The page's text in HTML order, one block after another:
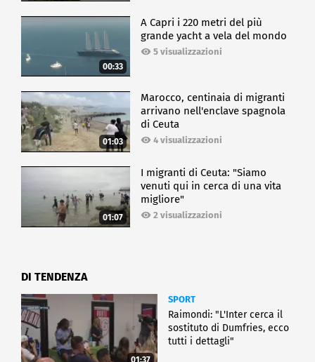
00:33
A Capri i 220 metri del più
grande yacht a vela del mondo
5 visualizzazioni
01:03
Marocco, centinaia di migranti
arrivano nell'enclave spagnola
di Ceuta
4 visualizzazioni
01:07
I migranti di Ceuta: "Siamo
venuti qui in cerca di una vita
migliore"
2 visualizzazioni
DI TENDENZA
01:37
SPORT
Raimondi: "L'Inter cerca il
sostituto di Dumfries, ecco
tutti i dettagli"